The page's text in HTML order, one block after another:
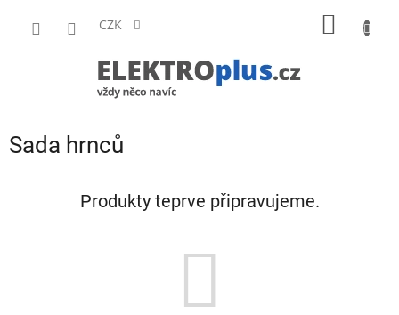
CZK
Sada hrnců
Produkty teprve připravujeme.